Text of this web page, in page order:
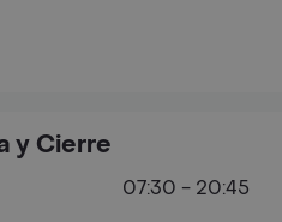
y Cierre
07:30 - 20:45